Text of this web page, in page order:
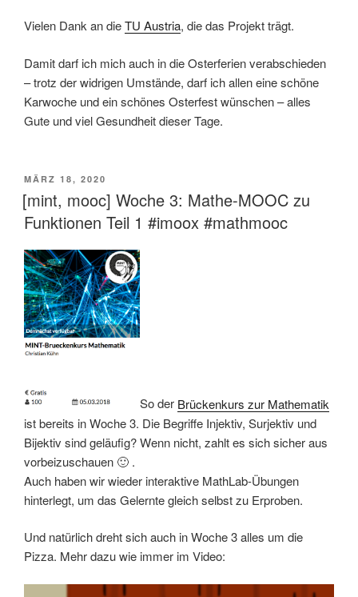
Vielen Dank an dieTU Austria, die das Projekt trägt.
Damit darf ich mich auch in die Osterferien verabschieden
– trotz der widrigen Umstände, darf ich allen eine schöne
Karwoche und ein schönes Osterfest wünschen – alles
Gute und viel Gesundheit dieser Tage.
VERÖFFENTLICHT
AM
MÄRZ 18, 2020
[mint, mooc] Woche 3: Mathe-MOOC zu
Funktionen Teil 1 #imoox #mathmooc
So der Brückenkurs zur Mathematik
ist bereits in Woche 3. Die Begriffe Injektiv, Surjektiv und
Bijektiv sind geläufig? Wenn nicht, zahlt es sich sicher aus
vorbeizuschauen 🙂 .
Auch haben wir wieder interaktive MathLab-Übungen
hinterlegt, um das Gelernte gleich selbst zu Erproben.
Und natürlich dreht sich auch in Woche 3 alles um die
Pizza. Mehr dazu wie immer im Video: